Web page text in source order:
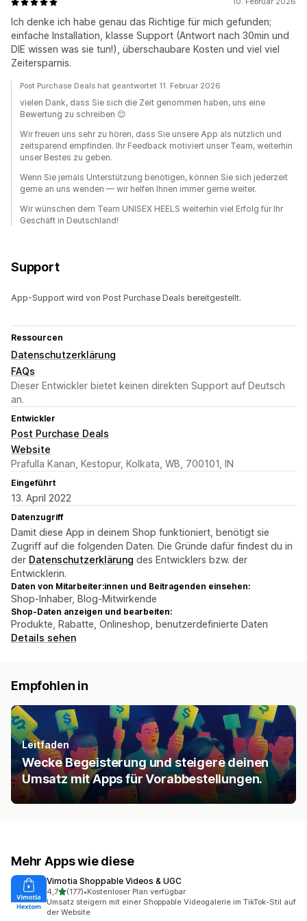
Ich denke ich habe genau das Richtige für mich gefunden;
einfache Installation, klasse Support (Antwort nach 30min und
DIE wissen was sie tun!), überschaubare Kosten und viel viel
Zeitersparnis.
Post Purchase Deals hat geantwortet 11. Februar 2026
vielen Dank, dass Sie sich die Zeit genommen haben, uns eine
Bewertung zu schreiben 😊
Wir freuen uns sehr zu hören, dass Sie unsere App als nützlich und
zeitsparend empfinden. Ihr Feedback motiviert unser Team, weiterhin
unser Bestes zu geben.
Wenn Sie jemals Unterstützung benötigen, können Sie sich jederzeit
gerne an uns wenden — wir helfen Ihnen immer gerne weiter.
Wir wünschen dem Team UNISEX HEELS weiterhin viel Erfolg für Ihr
Geschäft in Deutschland!
Support
App-Support wird von Post Purchase Deals bereitgestellt.
Ressourcen
Datenschutzerklärung
FAQs
Dieser Entwickler bietet keinen direkten Support auf Deutsch
an.
Entwickler
Post Purchase Deals
Website
Prafulla Kanan, Kestopur, Kolkata, WB, 700101, IN
Eingeführt
13. April 2022
Datenzugriff
Damit diese App in deinem Shop funktioniert, benötigt sie
Zugriff auf die folgenden Daten. Die Gründe dafür findest du in
der Datenschutzerklärung des Entwicklers bzw. der
Entwicklerin.
Daten von Mitarbeiter:innen und Beitragenden einsehen:
Shop-Inhaber, Blog-Mitwirkende
Shop-Daten anzeigen und bearbeiten:
Produkte, Rabatte, Onlineshop, benutzerdefinierte Daten
Details sehen
Empfohlen in
Leitfaden
Wecke Begeisterung und steigere deinen
Umsatz mit Apps für Vorabbestellungen.
Mehr Apps wie diese
Vimotia Shoppable Videos & UGC
4,7von 5 Sternen
(177)
177 Rezensionen insgesamt
•Kostenloser Plan verfügbar
Umsatz steigern mit einer Shoppable Videogalerie im TikTok-Stil auf
der Website